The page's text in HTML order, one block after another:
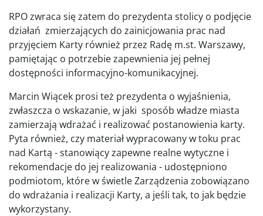
RPO zwraca się zatem do prezydenta stolicy o podjęcie
działań zmierzających do zainicjowania prac nad
przyjęciem Karty również przez Radę m.st. Warszawy,
pamiętając o potrzebie zapewnienia jej pełnej
dostępności informacyjno-komunikacyjnej.
Marcin Wiącek prosi też prezydenta o wyjaśnienia,
zwłaszcza o wskazanie, w jaki sposób władze miasta
zamierzają wdrażać i realizować postanowienia karty.
Pyta również, czy materiał wypracowany w toku prac
nad Kartą - stanowiący zapewne realne wytyczne i
rekomendacje do jej realizowania - udostępniono
podmiotom, które w świetle Zarządzenia zobowiązano
do wdrażania i realizacji Karty, a jeśli tak, to jak będzie
wykorzystany.